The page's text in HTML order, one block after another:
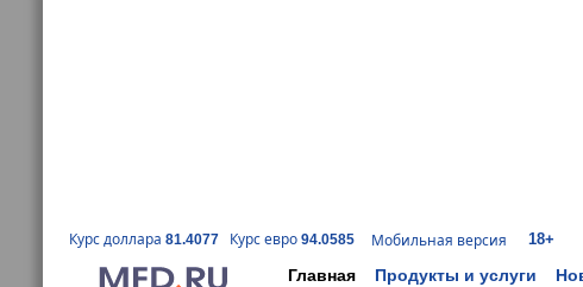
Курс доллара 81.4077 Курс евро 94.0585 Мобильная версия 18+
Главная Продукты и услуги